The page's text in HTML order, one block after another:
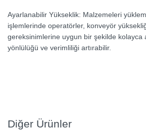
Ayarlanabilir Yükseklik: Malzemeleri
işlemlerinde operatörler, konveyör
gereksinimlerine uygun bir şekilde kolayca
yönlülüğü ve verimliliği artırabilir.
Diğer Ürünler